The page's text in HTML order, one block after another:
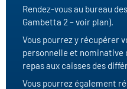
Rendez-vous au bureau
Gambetta 2 – voir plan).
Vous pourrez y récupérer
personnelle et nominative
repas aux caisses des
Vous pourrez également